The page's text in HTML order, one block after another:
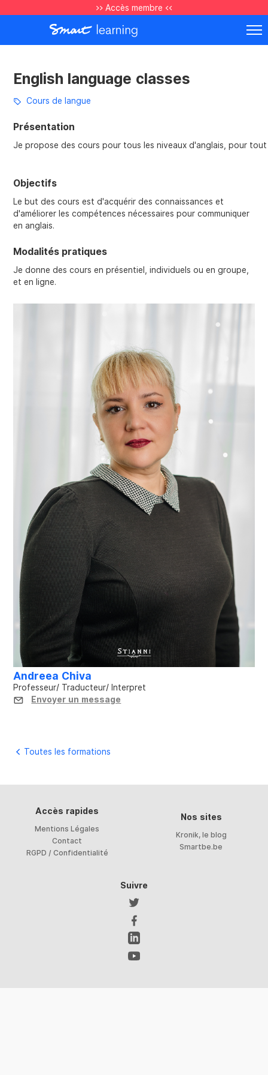
>> Accès membre <<
English language classes
Cours de langue
Présentation
Je propose des cours pour tous les niveaux d'anglais, pour
Objectifs
Le but des cours est d'acquérir des connaissances et
d'améliorer les compétences nécessaires pour communiquer
en anglais.
Modalités pratiques
Je donne des cours en présentiel, individuels ou en groupe,
et en ligne.
Andreea Chiva
Professeur/ Traducteur/ Interpret
Envoyer un message
Toutes les formations
Accès rapides
Mentions Légales
Contact
RGPD / Confidentialité
Nos sites
Kronik, le blog
Smartbe.be
Suivre